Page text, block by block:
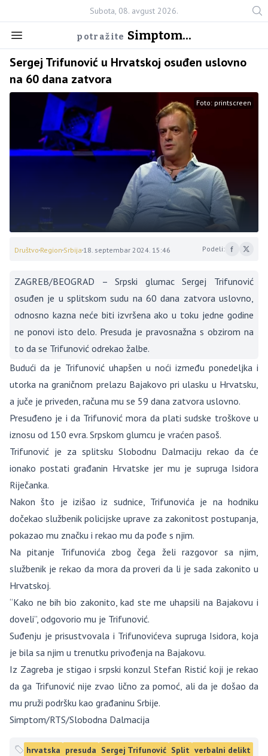
Subota, 08. avgust 2026.
potražite Simptom...
Sergej Trifunović u Hrvatskoj osuđen uslovno
na 60 dana zatvora
Foto: printscreen
Društvo Region Srbija 18. septembar 2024. 15:46 Podeli:
ZAGREB/BEOGRAD – Srpski glumac Sergej Trifunović
osuđen je u splitskom sudu na 60 dana zatvora uslovno,
odnosno kazna neće biti izvršena ako u toku jedne godine
ne ponovi isto delo. Presuda je pravosnažna s obzirom na
to da se Trifunović odrekao žalbe.
Budući da je Trifunović uhapšen u noći između ponedeljka i
utorka na graničnom prelazu Bajakovo pri ulasku u Hrvatsku,
a juče je priveden, računa mu se 59 dana zatvora uslovno.
Presuđeno je i da Trifunović mora da plati sudske troškove u
iznosu od 150 evra. Srpskom glumcu je vraćen pasoš.
Trifunović je za splitsku Slobodnu Dalmaciju rekao da će
ionako postati građanin Hrvatske jer mu je supruga Isidora
Riječanka.
Nakon što je izišao iz sudnice, Trifunovića je na hodniku
dočekao službenik policijske uprave za zakonitost postupanja,
pokazao mu značku i rekao mu da pođe s njim.
Na pitanje Trifunovića zbog čega želi razgovor sa njim,
službenik je rekao da mora da proveri da li je sada zakonito u
Hrvatskoj.
“Kako ne bih bio zakonito, kad ste me uhapsili na Bajakovu i
doveli”, odgovorio mu je Trifunović.
Suđenju je prisustvovala i Trifunovićeva supruga Isidora, koja
je bila sa njim u trenutku privođenja na Bajakovu.
Iz Zagreba je stigao i srpski konzul Stefan Ristić koji je rekao
da ga Trifunović nije zvao lično za pomoć, ali da je došao da
mu pruži podršku kao građaninu Srbije.
Simptom/RTS/Slobodna Dalmacija
hrvatska presuda Sergej Trifunović Split verbalni delikt